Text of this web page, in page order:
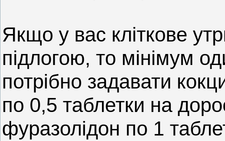
Якщо у вас кліткове
підлогою, то мінімум
потрібно задавати
по 0,5 таблетки на
фуразолідон по 1